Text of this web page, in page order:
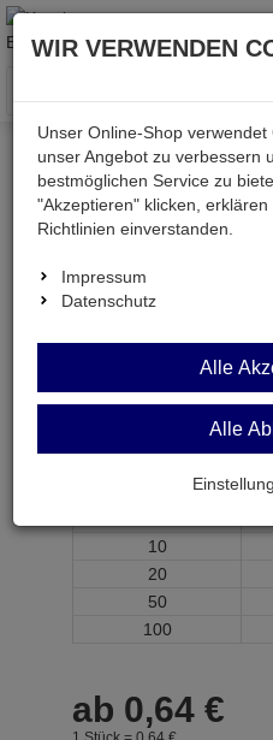
Menü
Weiter einkaufen Kessler
FSUF 8A
FSUF 8A
Sicherung 8,0A flink
ab Menge
10
20
50
100
ab 0,64 €
WIR VERWENDEN
Unser Online-Shop verwendet
unser Angebot zu verbessern
bestmöglichen Service zu
"Akzeptieren" klicken,
Richtlinien einverstanden.
Impressum
Datenschutz
Alle
Alle